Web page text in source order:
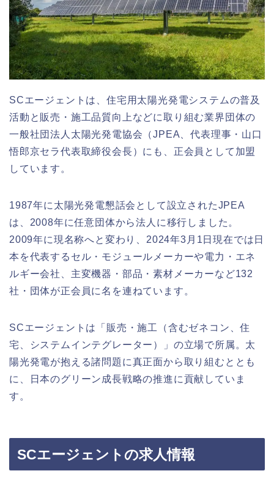
SCエージェントは、住宅用太陽光発電システムの普及
活動と販売・施工品質向上などに取り組む業界団体の
一般社団法人太陽光発電協会（JPEA、代表理事・山口
悟郎京セラ代表取締役会長）にも、正会員として加盟
しています。
1987年に太陽光発電懇話会として設立されたJPEA
は、2008年に任意団体から法人に移行しました。
2009年に現名称へと変わり、2024年3月1日現在では日
本を代表するセル・モジュールメーカーや電力・エネ
ルギー会社、主変機器・部品・素材メーカーなど132
社・団体が正会員に名を連ねています。
SCエージェントは「販売・施工（含むゼネコン、住
宅、システムインテグレーター）」の立場で所属。太
陽光発電が抱える諸問題に真正面から取り組むととも
に、日本のグリーン成長戦略の推進に貢献していま
す。
SCエージェントの求人情報